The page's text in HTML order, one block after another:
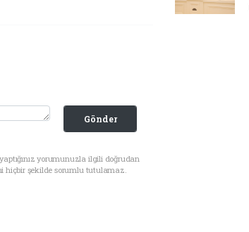
Gönder
yorumunuzla ilgili doğrudan
hiçbir şekilde sorumlu tutulamaz.